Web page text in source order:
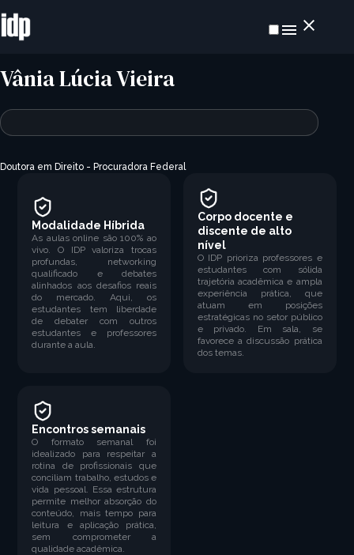
Vânia Lúcia Vieira
Doutora em Direito - Procuradora Federal
Modalidade Híbrida
As aulas online são 100% ao
vivo. O IDP valoriza trocas
profundas, networking
qualificado e debates
alinhados aos desafios reais
do mercado. Aqui, os
estudantes tem liberdade
de debater com outros
estudantes e professores
durante a aula.
Corpo docente e
discente de alto
nível
O IDP prioriza professores e
estudantes com sólida
trajetória acadêmica e ampla
experiência prática, que
atuam em posições
estratégicas no setor público
e privado. Em sala, se
favorece a discussão prática
dos temas.
Encontros semanais
O formato semanal foi
idealizado para respeitar a
rotina de profissionais que
conciliam trabalho, estudos e
vida pessoal. Essa estrutura
permite melhor absorção do
conteúdo, mais tempo para
leitura e aplicação prática,
sem comprometer a
qualidade acadêmica.